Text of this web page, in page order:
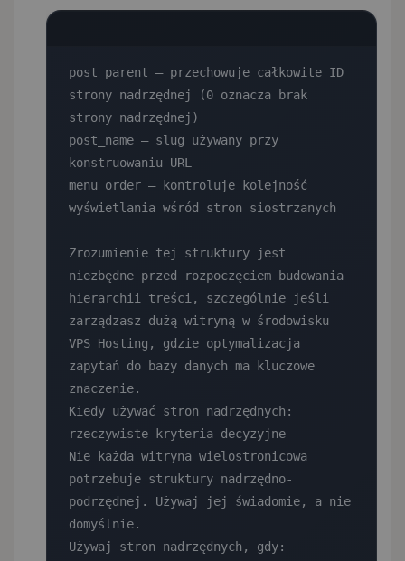
post_parent — przechowuje całkowite ID
strony nadrzędnej (0 oznacza brak
strony nadrzędnej)
post_name — slug używany przy
konstruowaniu URL
menu_order — kontroluje kolejność
wyświetlania wśród stron siostrzanych
Zrozumienie tej struktury jest
niezbędne przed rozpoczęciem budowania
hierarchii treści, szczególnie jeśli
zarządzasz dużą witryną w środowisku
VPS Hosting, gdzie optymalizacja
zapytań do bazy danych ma kluczowe
znaczenie.
Kiedy używać stron nadrzędnych:
rzeczywiste kryteria decyzyjne
Nie każda witryna wielostronicowa
potrzebuje struktury nadrzędno-
podrzędnej. Używaj jej świadomie, a nie
domyślnie.
Używaj stron nadrzędnych, gdy: